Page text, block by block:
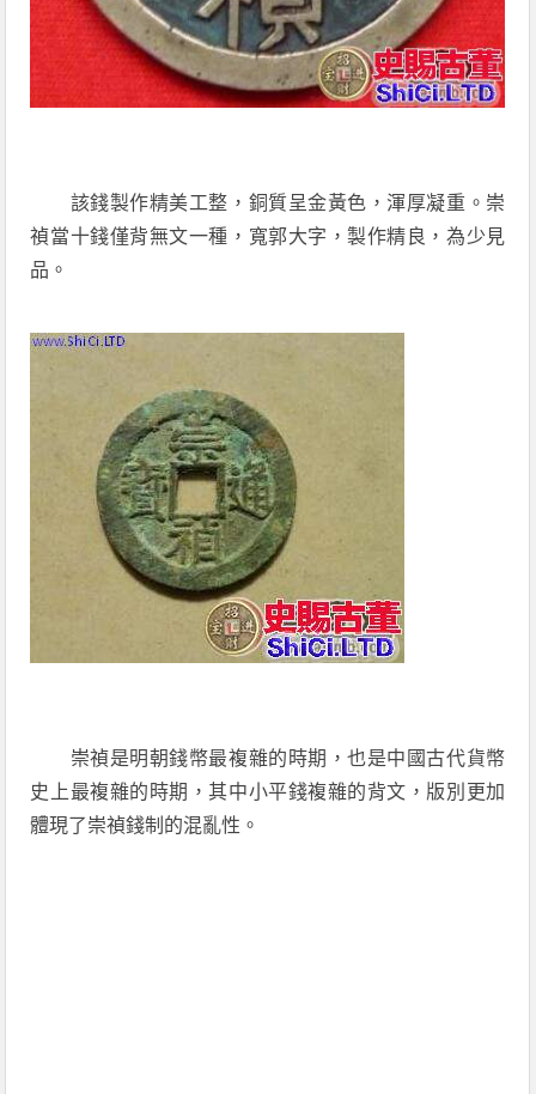
該錢製作精美工整，銅質呈金黃色，渾厚凝重。崇
禎當十錢僅背無文一種，寬郭大字，製作精良，為少見
品。
崇禎是明朝錢幣最複雜的時期，也是中國古代貨幣
史上最複雜的時期，其中小平錢複雜的背文，版別更加
體現了崇禎錢制的混亂性。